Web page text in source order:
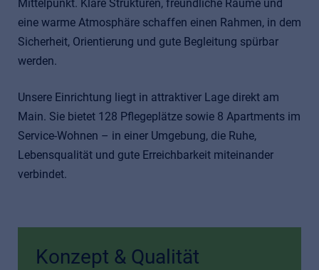
Mittelpunkt. Klare Strukturen, freundliche Räume und
eine warme Atmosphäre schaffen einen Rahmen, in dem
Sicherheit, Orientierung und gute Begleitung spürbar
werden.
Unsere Einrichtung liegt in attraktiver Lage direkt am
Main. Sie bietet 128 Pflegeplätze sowie 8 Apartments im
Service‑Wohnen – in einer Umgebung, die Ruhe,
Lebensqualität und gute Erreichbarkeit miteinander
verbindet.
Konzept & Qualität